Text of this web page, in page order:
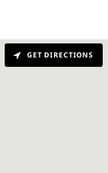
GET DIRECTIONS